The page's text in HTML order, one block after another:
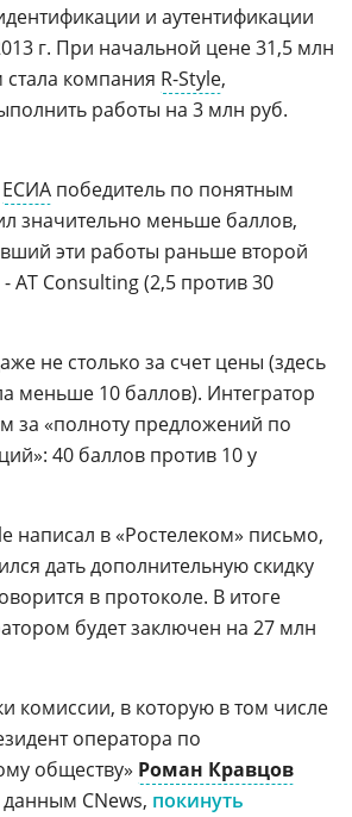
и аутентификации
г. При начальной цене 31,5 млн
компания R-Style,
работы на 3 млн руб.
ЕСИА победитель по понятным
значительно меньше баллов,
эти работы раньше второй
AT Consulting (2,5 против 30
не столько за счет цены (здесь
меньше 10 баллов). Интегратор
за «полноту предложений по
40 баллов против 10 у
написал в «Ростелеком» письмо,
дать дополнительную скидку
в протоколе. В итоге
будет заключен на 27 млн
комиссии, в которую в том числе
оператора по
обществу» Роман Кравцов
CNews, покинуть